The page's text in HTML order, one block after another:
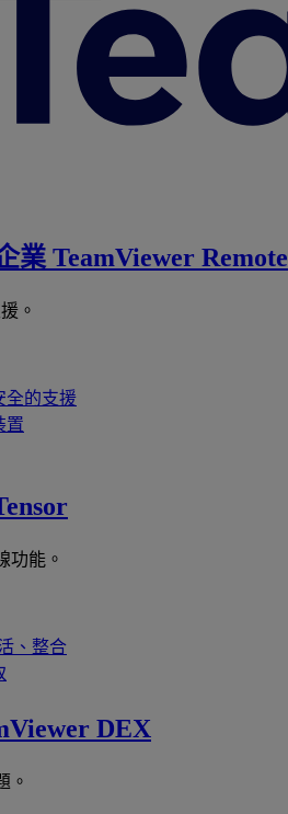
業 TeamViewer Remote
。
全的支援
置
功能。
、整合
DEX
。